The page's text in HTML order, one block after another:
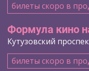
билеты скоро в
Формула кино
Кутузовский
билеты скоро в